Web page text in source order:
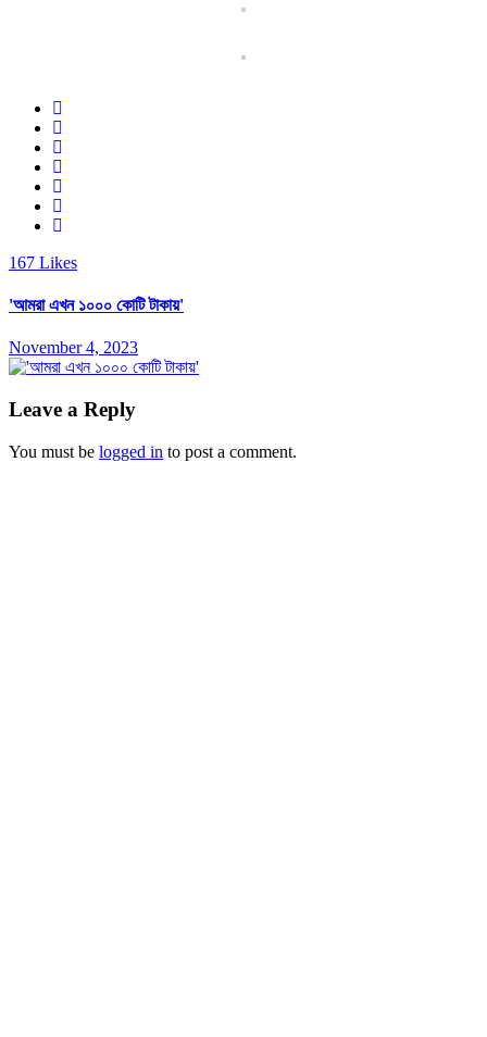
167 Likes
'আমরা এখন ১০০০ কোটি টাকায়'
November 4, 2023
Leave a Reply
You must be logged in to post a comment.